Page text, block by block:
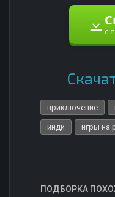
с
приключение
инди игры на
ПОДБОРКА